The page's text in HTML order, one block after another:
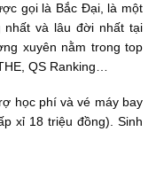
gọi là Bắc Đại, là một
nhất và lâu đời nhất tại
xuyên nằm trong top
QS Ranking…
học phí và vé máy bay
xỉ 18 triệu đồng). Sinh